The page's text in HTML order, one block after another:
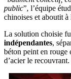
public”, l’équipe
chinoises et aboutit à
La solution choisie
indépendantes,
béton peint en rouge
d’acier le recouvrant.